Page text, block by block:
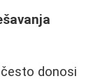
često donosi